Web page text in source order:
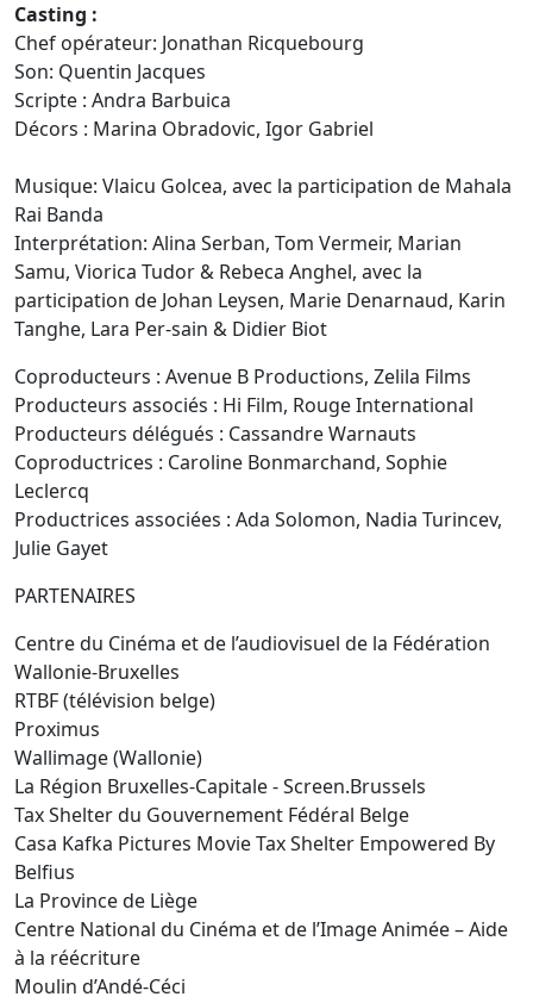
Casting :
Chef opérateur: Jonathan Ricquebourg
Son: Quentin Jacques
Scripte : Andra Barbuica
Décors : Marina Obradovic, Igor Gabriel
Musique: Vlaicu Golcea, avec la participation de Mahala
Rai Banda
Interprétation: Alina Serban, Tom Vermeir, Marian
Samu, Viorica Tudor & Rebeca Anghel, avec la
participation de Johan Leysen, Marie Denarnaud, Karin
Tanghe, Lara Per-sain & Didier Biot
Coproducteurs : Avenue B Productions, Zelila Films
Producteurs associés : Hi Film, Rouge International
Producteurs délégués : Cassandre Warnauts
Coproductrices : Caroline Bonmarchand, Sophie
Leclercq
Productrices associées : Ada Solomon, Nadia Turincev,
Julie Gayet
PARTENAIRES
Centre du Cinéma et de l’audiovisuel de la Fédération
Wallonie-Bruxelles
RTBF (télévision belge)
Proximus
Wallimage (Wallonie)
La Région Bruxelles-Capitale - Screen.Brussels
Tax Shelter du Gouvernement Fédéral Belge
Casa Kafka Pictures Movie Tax Shelter Empowered By
Belfius
La Province de Liège
Centre National du Cinéma et de l’Image Animée – Aide
à la réécriture
Moulin d’Andé-Céci